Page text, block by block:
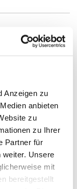
Anzeigen zu
anbieten
zu
zu Ihrer
Partner für
weiter. Unsere
mit
bereitgestellt